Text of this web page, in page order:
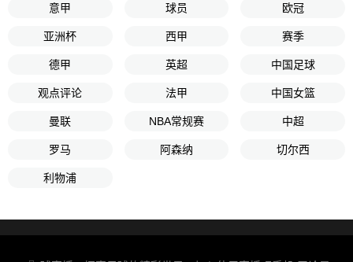
意甲 球员 欧冠
亚洲杯 西甲 赛季
德甲 英超 中国足球
观点评论 法甲 中国女篮
曼联 NBA常规赛 中超
罗马 阿森纳 切尔西
利物浦